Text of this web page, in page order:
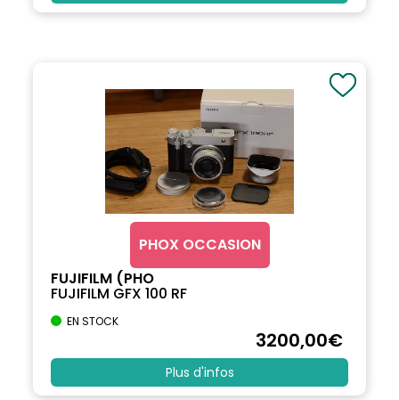
PHOX OCCASION
FUJIFILM (PHO
FUJIFILM GFX 100 RF
EN STOCK
3200,00€
Plus d'infos